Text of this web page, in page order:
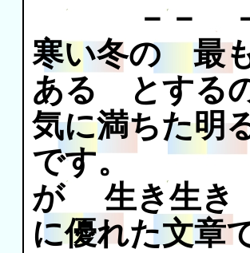
－－ －
寒い冬の 最
ある とする
気に満ちた明
です。 冬
が 生き生き
に優れた文章